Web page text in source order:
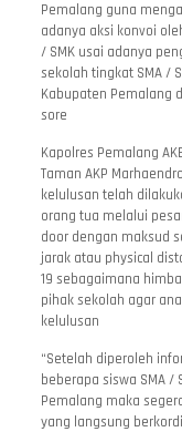
Pemalang guna
adanya aksi konvoi
/ SMK usai adanya
sekolah tingkat SMA /
Kabupaten Pemalang
sore
Kapolres Pemalang
Taman AKP
kelulusan telah
orang tua melalui
door dengan maksud
jarak atau physical
19 sebagaimana
pihak sekolah agar
kelulusan
“Setelah diperoleh
beberapa siswa SMA /
Pemalang maka
yang langsung